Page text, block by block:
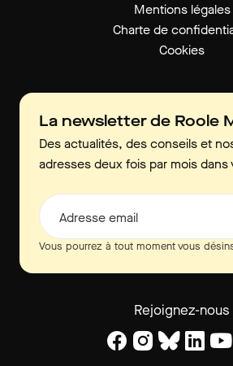
Mentions légales
Charte de
Cookies
La newsletter de Roole
Des actualités, des conseils et
adresses deux fois par mois dans
Adresse email
Vous pourrez à tout moment vous
Rejoignez-nous